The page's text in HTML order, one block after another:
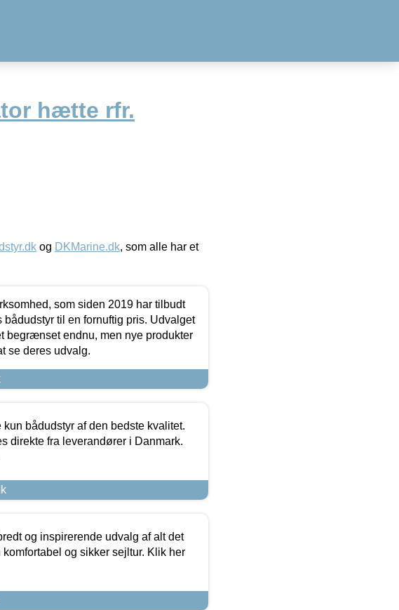
hætte rfr.
og DKMarine.dk, som alle har et
som siden 2019 har tilbudt
til en fornuftig pris. Udvalget
begrænset endnu, men nye produkter
se deres udvalg.
bådudstyr af den bedste kvalitet.
direkte fra leverandører i Danmark.
og inspirerende udvalg af alt det
og sikker sejltur. Klik her